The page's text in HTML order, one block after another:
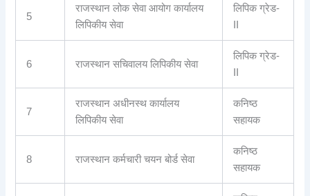
5
राजस्थान लोक सेवा आयोग कार्यालय
लिपिकीय सेवा
लिपिक ग्रेड-
6 राजस्थान सचिवालय लिपिकीय सेवा
लिपिक ग्रेड-
7
राजस्थान अधीनस्थ कार्यालय
लिपिकीय सेवा
कनिष्ठ
सहायक
8 राजस्थान कर्मचारी चयन बोर्ड सेवा
कनिष्ठ
सहायक